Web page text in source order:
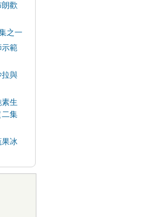
歡
之一
示範
拉與
生
二集
果冰